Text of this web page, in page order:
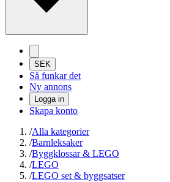
SEK
Så funkar det
Ny annons
Logga in
Skapa konto
/Alla kategorier
/Barnleksaker
/Byggklossar & LEGO
/LEGO
/LEGO set & byggsatser